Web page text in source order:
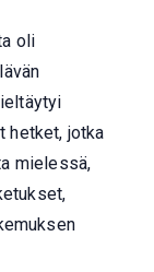
oli
hetket, jotka
mielessä,